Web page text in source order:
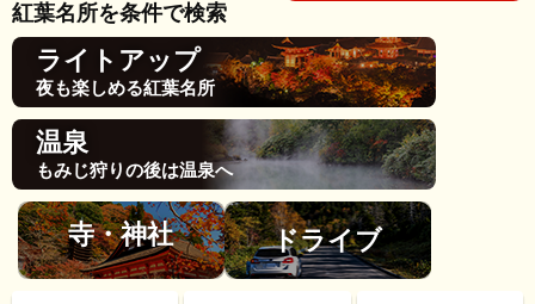
紅葉名所を条件で検索
ライトアップ
夜も楽しめる紅葉名所
温泉
もみじ狩りの後は温泉へ
寺・神社 ドライブ